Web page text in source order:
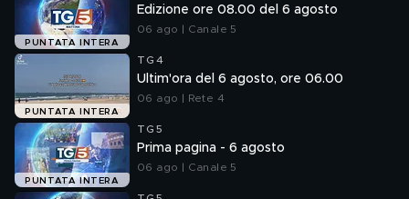
PUNTATA INTERA
Edizione ore 08.00 del 6 agosto
06 ago | Canale 5
PUNTATA INTERA
TG4
Ultim'ora del 6 agosto, ore 06.00
06 ago | Rete 4
PUNTATA INTERA
TG5
Prima pagina - 6 agosto
06 ago | Canale 5